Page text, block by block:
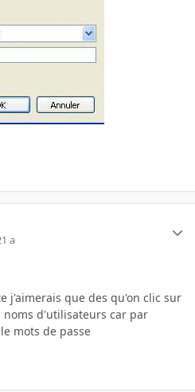
a
j'aimerais que des qu'on clic sur
noms d'utilisateurs car par
mots de passe